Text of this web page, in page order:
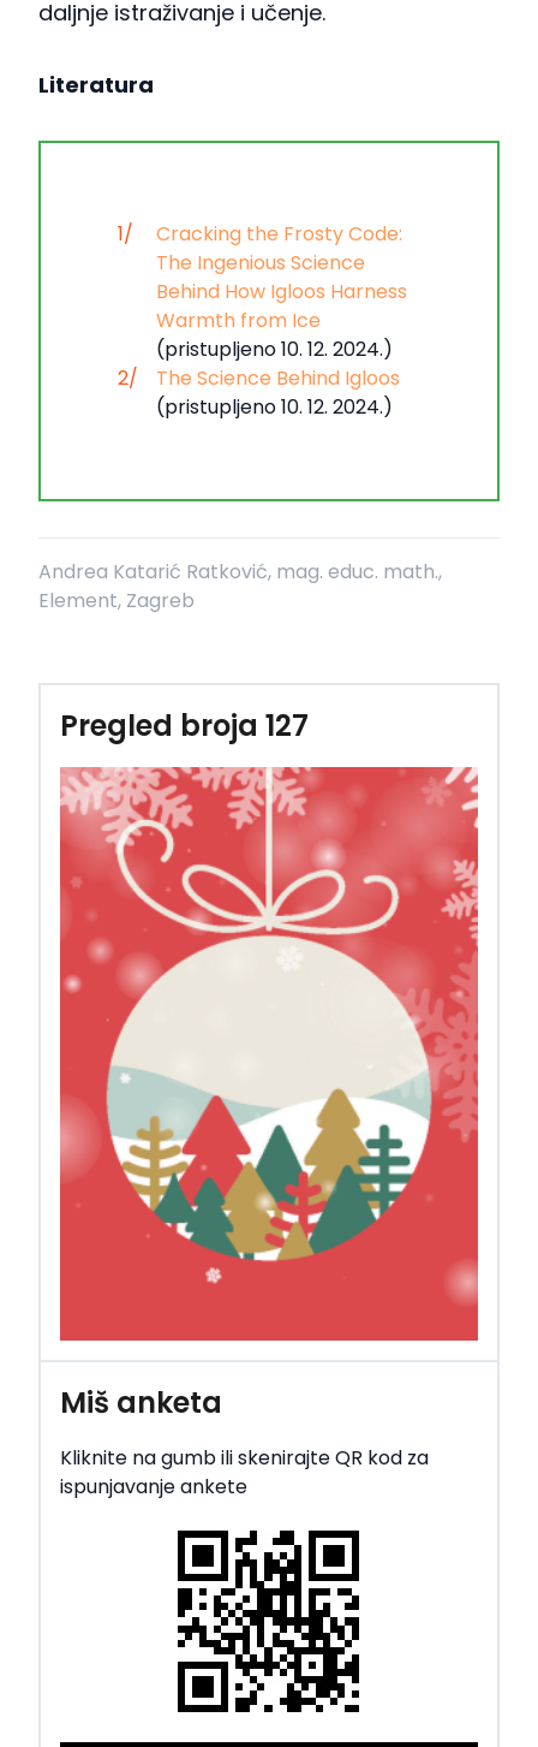
daljnje istraživanje i učenje.
Literatura
Cracking the Frosty Code:
The Ingenious Science
Behind How Igloos Harness
Warmth from Ice
(pristupljeno 10. 12. 2024.)
The Science Behind Igloos
(pristupljeno 10. 12. 2024.)
Andrea Katarić Ratković, mag. educ. math.,
Element, Zagreb
Pregled broja 127
Miš anketa
Kliknite na gumb ili skenirajte QR kod za
ispunjavanje ankete